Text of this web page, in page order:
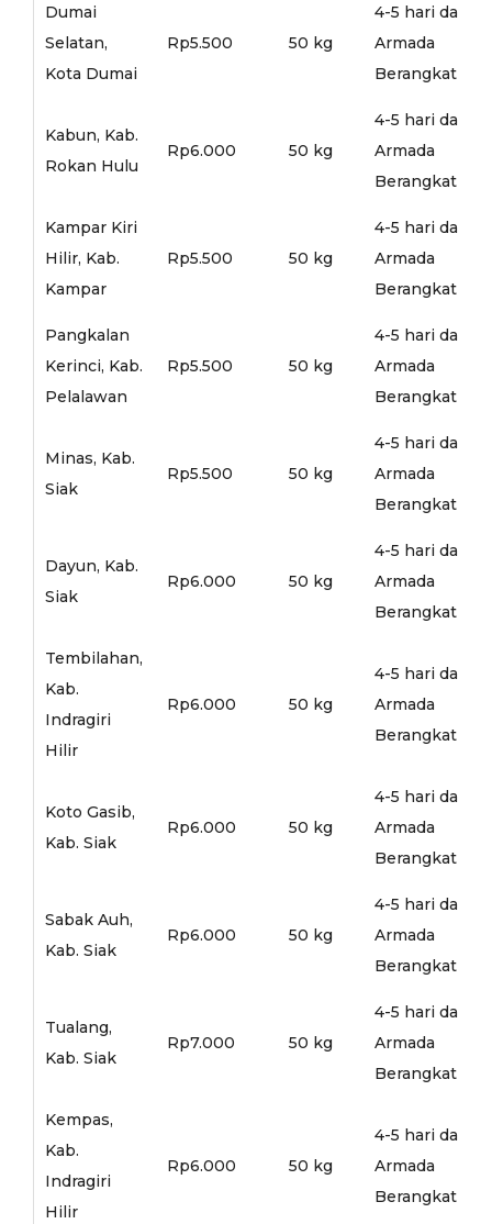
Dumai
Selatan,
Kota Dumai
Rp5.500 50 kg
4-5 hari dari
Armada
Berangkat
Kabun, Kab.
Rokan Hulu
Rp6.000 50 kg
4-5 hari dari
Armada
Berangkat
Kampar Kiri
Hilir, Kab.
Kampar
Rp5.500 50 kg
4-5 hari dari
Armada
Berangkat
Pangkalan
Kerinci, Kab.
Pelalawan
Rp5.500 50 kg
4-5 hari dari
Armada
Berangkat
Minas, Kab.
Siak
Rp5.500 50 kg
4-5 hari dari
Armada
Berangkat
Dayun, Kab.
Siak
Rp6.000 50 kg
4-5 hari dari
Armada
Berangkat
Tembilahan,
Kab.
Indragiri
Hilir
Rp6.000 50 kg
4-5 hari dari
Armada
Berangkat
Koto Gasib,
Kab. Siak
Rp6.000 50 kg
4-5 hari dari
Armada
Berangkat
Sabak Auh,
Kab. Siak
Rp6.000 50 kg
4-5 hari dari
Armada
Berangkat
Tualang,
Kab. Siak
Rp7.000 50 kg
4-5 hari dari
Armada
Berangkat
Kempas,
Kab.
Indragiri
Hilir
Rp6.000 50 kg
4-5 hari dari
Armada
Berangkat